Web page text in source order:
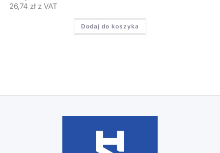
26,74 złz VAT
Dodaj do koszyka